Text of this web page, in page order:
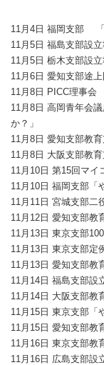
11月4日 福岡支部 「
11月5日 福島支部設
11月5日 栃木支部設
11月6日 愛知支部途
11月8日 PICC理事会
11月8日 高岡青年会
か？」
11月8日 愛知支部教
11月8日 大阪支部教
11月10日 第15回マイ
11月10日 福岡支部「
11月11日 宮城支部二
11月12日 愛知支部
11月13日 東京支部
11月13日 東京支部
11月13日 愛知支部
11月14日 福島支部
11月14日 大阪支部教
11月15日 東京支部「
11月15日 愛知支部教
11月16日 東京支部
11月16日 広島支部設